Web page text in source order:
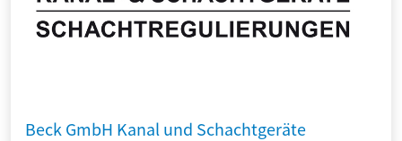
Beck GmbH Kanal und Schachtgeräte